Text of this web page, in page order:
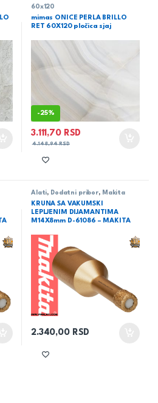
60x120
mimas ONICE PERLA BRILLO
RET 60X120 pločica sjaj
-25%
3.111,70 RSD
4.148,94RSD
Alati, Dodatni pribor, Makita
KRUNA SA VAKUMSKI
LEPLJENIM DIJAMANTIMA
M14X8mm D-61086 – MAKITA
2.340,00 RSD